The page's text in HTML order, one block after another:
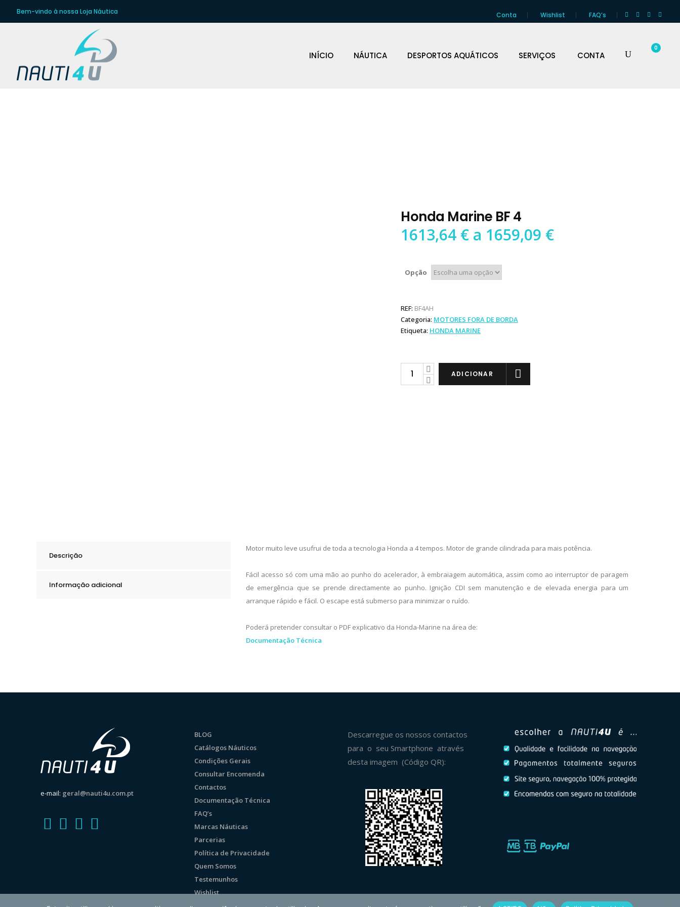
Bem-vindo à nossa Loja Náutica Conta Wishlist FAQ’s
INÍCIO NÁUTICA DESPORTOS AQUÁTICOS SERVIÇOS CONTA
0
Honda Marine BF 4
1613,64 € a 1659,09 €Preço
Opção
REF: BF4AH
Categoria: MOTORES FORA DE BORDA
Etiqueta: HONDA MARINE
Honda
ADICIONAR
Descrição
Informação adicional
Motor muito leve usufrui de toda a tecnologia Honda a 4 tempos. Motor de grande cilindrada para mais potência.
Fácil acesso só com uma mão ao punho do acelerador, à embraiagem automática, assim como ao interruptor de paragem
de emergência que se prende directamente ao punho. Ignição CDI sem manutenção e de elevada energia para um
arranque rápido e fácil. O escape está submerso para minimizar o ruído.
Poderá pretender consultar o PDF explicativo da Honda-Marine na área de:
Documentação Técnica
e-mail: geral@nauti4u.com.pt
BLOG
Catálogos Náuticos
Condições Gerais
Consultar Encomenda
Contactos
Documentação Técnica
FAQ’s
Marcas Náuticas
Parcerias
Política de Privacidade
Quem Somos
Testemunhos
Wishlist
Descarregue os nossos contactos
para o seu Smartphone através
desta imagem (Código QR):